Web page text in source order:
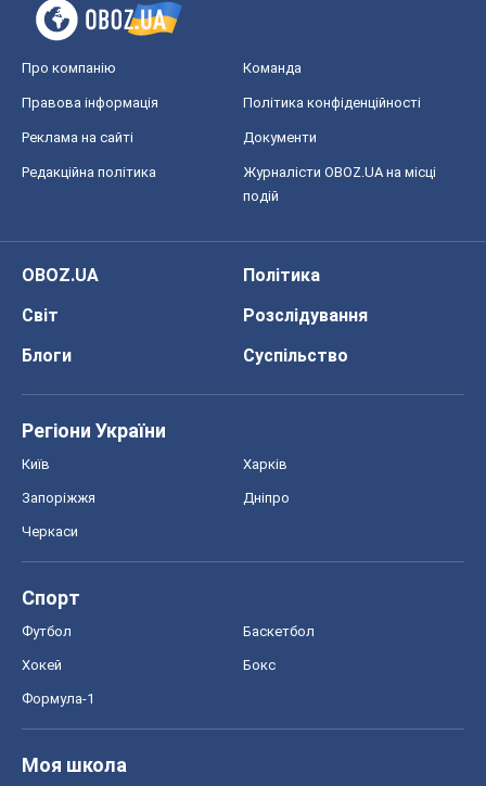
Про компанію Команда
Правова інформація Політика конфіденційності
Реклама на сайті Документи
Редакційна політика
Журналісти OBOZ.UA на місці
подій
OBOZ.UA
Політика
Світ
Розслідування
Блоги
Суспільство
Регіони України
Київ Харків
Запоріжжя Дніпро
Черкаси
Спорт
Футбол Баскетбол
Хокей Бокс
Формула-1
Моя школа